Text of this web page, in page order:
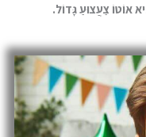
אוֹטוֹ צַעֲצוּעַ גָּדוֹל.